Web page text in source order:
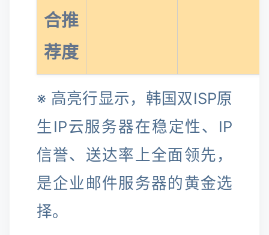
合推
荐度
※ 高亮行显示，韩国双ISP原
生IP云服务器在稳定性、IP
信誉、送达率上全面领先，
是企业邮件服务器的黄金选
择。